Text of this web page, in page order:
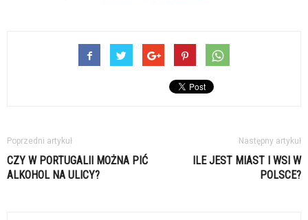
Poprzedni artykuł
CZY W PORTUGALII MOŻNA PIĆ
ALKOHOL NA ULICY?
Następny artykuł
ILE JEST MIAST I WSI W
POLSCE?